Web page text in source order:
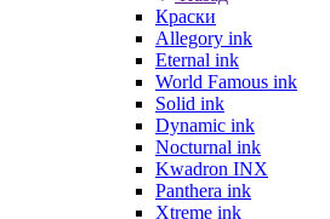
Краски
Allegory ink
Eternal ink
World Famous ink
Solid ink
Dynamic ink
Nocturnal ink
Kwadron INX
Panthera ink
Xtreme ink